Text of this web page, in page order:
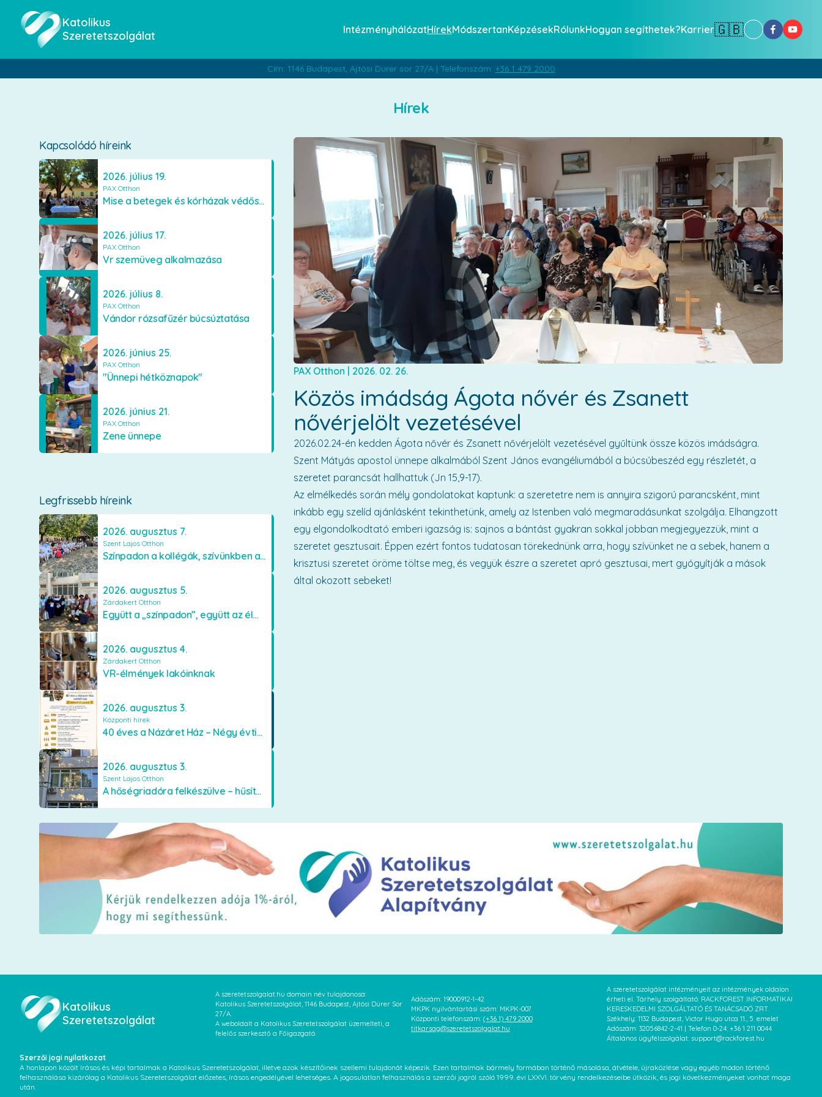
Katolikus
Szeretetszolgálat
IntézményhálózatHírekMódszertanKépzésekRólunkHogyan segíthetek?Karrier🇬🇧
Cím: 1146 Budapest, Ajtósi Dürer sor 27/A | Telefonszám: +36 1 479 2000
Hírek
Kapcsolódó híreink
2026. július 19.
PAX Otthon
Mise a betegek és kórházak védőszentjének emlékére
2026. július 17.
PAX Otthon
Vr szemüveg alkalmazása
2026. július 8.
PAX Otthon
Vándor rózsafűzér búcsúztatása
2026. június 25.
PAX Otthon
"Ünnepi hétköznapok"
2026. június 21.
PAX Otthon
Zene ünnepe
Legfrissebb híreink
2026. augusztus 7.
Szent Lajos Otthon
Színpadon a kollégák, szívünkben a lakók
2026. augusztus 5.
Zárdakert Otthon
Együtt a „színpadon”, együtt az élményekért 🎭✨
2026. augusztus 4.
Zárdakert Otthon
VR-élmények lakóinknak
2026. augusztus 3.
Központi hírek
40 éves a Názáret Ház – Négy évtized szeretetben és gondoskodásban
2026. augusztus 3.
Szent Lajos Otthon
A hőségriadóra felkészülve – hűsítő fejlesztések a Szent Lajos Otthonban
PAX Otthon | 2026. 02. 26.
Közös imádság Ágota nővér és Zsanett
nővérjelölt vezetésével
2026.02.24-én kedden Ágota nővér és Zsanett nővérjelölt vezetésével gyűltünk össze közös imádságra.
Szent Mátyás apostol ünnepe alkalmából Szent János evangéliumából a búcsúbeszéd egy részletét, a
szeretet parancsát hallhattuk (Jn 15,9-17).
Az elmélkedés során mély gondolatokat kaptunk: a szeretetre nem is annyira szigorú parancsként, mint
inkább egy szelíd ajánlásként tekinthetünk, amely az Istenben való megmaradásunkat szolgálja. Elhangzott
egy elgondolkodtató emberi igazság is: sajnos a bántást gyakran sokkal jobban megjegyezzük, mint a
szeretet gesztusait. Éppen ezért fontos tudatosan törekednünk arra, hogy szívünket ne a sebek, hanem a
krisztusi szeretet öröme töltse meg, és vegyük észre a szeretet apró gesztusai, mert gyógyítják a mások
által okozott sebeket!
Katolikus
Szeretetszolgálat
A szeretetszolgalat.hu domain név tulajdonosa:
Katolikus Szeretetszolgálat, 1146 Budapest, Ajtósi Dürer Sor
27/A.
A weboldalt a Katolikus Szeretetszolgálat üzemelteti, a
felelős szerkesztő a Főigazgató.
Adószám: 19000912-1-42
MKPK nyilvántartási szám: MKPK-007
Központi telefonszám: (+36 1) 479 2000
titkarsag@szeretetszolgalat.hu
A szeretetszolgálat intézményeit az intézmények oldalon
érheti el. Tárhely szolgáltató: RACKFOREST INFORMATIKAI
KERESKEDELMI SZOLGÁLTATÓ ÉS TANÁCSADÓ ZRT.
Székhely: 1132 Budapest, Victor Hugo utca 11., 5. emelet
Adószám: 32056842-2-41 | Telefon 0-24: +36 1 211 0044
Általános ügyfélszolgálat: support@rackforest.hu
Szerzői jogi nyilatkozat
A honlapon közölt írásos és képi tartalmak a Katolikus Szeretetszolgálat, illetve azok készítőinek szellemi tulajdonát képezik. Ezen tartalmak bármely formában történő másolása, átvétele, újraközlése vagy egyéb módon történő
felhasználása kizárólag a Katolikus Szeretetszolgálat előzetes, írásos engedélyével lehetséges. A jogosulatlan felhasználás a szerzői jogról szóló 1999. évi LXXVI. törvény rendelkezéseibe ütközik, és jogi következményeket vonhat maga
után.